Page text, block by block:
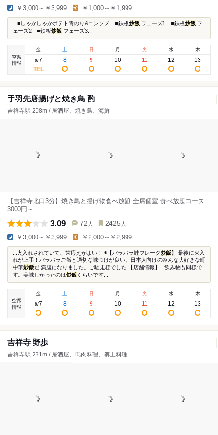
￥3,000～￥3,999 ￥1,000～￥1,999
...■しゃかしゃかポテト青のり&コンソメ ■鉄板炒飯 フェーズ1 ■鉄板炒飯 フ
ェーズ2 ■鉄板炒飯 フェーズ3...
空席
情報
金
8/7
土
8
日
9
月
10
火
11
水
12
木
13
手羽先唐揚げと焼き鳥 酌
吉祥寺駅 208m / 居酒屋、焼き鳥、海鮮
【吉祥寺北口3分】焼き鳥と揚げ物食べ放題 全席個室 食べ放題コース
3000円～
3.09 72 人 2425 人
￥3,000～￥3,999 ￥2,000～￥2,999
...火入れされていて、歯応えがよい！ ◉【パラパラ鮭フレーク炒飯 】 最後に火入
れが上手！パラパラご飯と適切な味つけが良い。日本人向けのみんな大好きな町
中華炒飯だ 満腹になりました。ご馳走様でした 【店舗情報】...飲み物も同様で
す。美味しかったのは炒飯 くらいです...
空席
情報
金
8/7
土
8
日
9
月
10
火
11
水
12
木
13
吉祥寺 野歩
吉祥寺駅 291m / 居酒屋、馬肉料理、郷土料理